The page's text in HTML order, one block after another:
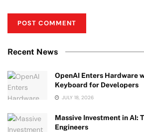
Recent News
OpenAI Enters Hardware
Keyboard for Developers
JULY 18, 2026
Massive Investment in AI:
Engineers